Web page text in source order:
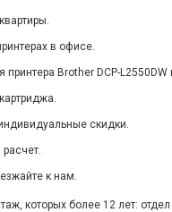
в офисе.
принтера Brother DCP-
скидки.
к нам.
которых более 12 лет: